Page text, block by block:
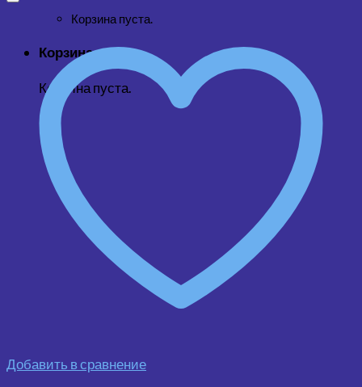
Корзина пуста.
Корзина
Корзина пуста.
Добавить в сравнение